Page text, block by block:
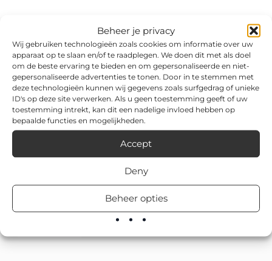
Beheer je privacy
Wij gebruiken technologieën zoals cookies om informatie over uw
apparaat op te slaan en/of te raadplegen. We doen dit met als doel
om de beste ervaring te bieden en om gepersonaliseerde en niet-
gepersonaliseerde advertenties te tonen. Door in te stemmen met
deze technologieën kunnen wij gegevens zoals surfgedrag of unieke
ID's op deze site verwerken. Als u geen toestemming geeft of uw
toestemming intrekt, kan dit een nadelige invloed hebben op
bepaalde functies en mogelijkheden.
Accept
Deny
Beheer opties